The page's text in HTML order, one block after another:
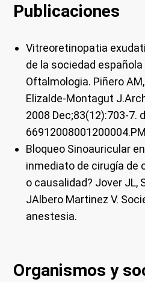
Publicaciones
Vitreoretinopatia
de la sociedad española
Oftalmologia. Piñero AM,
Elizalde-Montagut
2008 Dec;83(12):703-7.
Bloqueo Sinoauricular
inmediato de cirugía de
o causalidad? Jover JL,
JAlbero Martinez V.
anestesia.
Organismos y